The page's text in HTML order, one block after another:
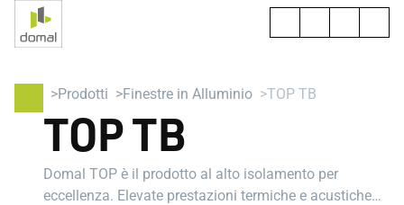
Prodotti Finestre in Alluminio TOP TB
TOP TB
Domal TOP è il prodotto al alto isolamento per
eccellenza. Elevate prestazioni termiche e acustiche